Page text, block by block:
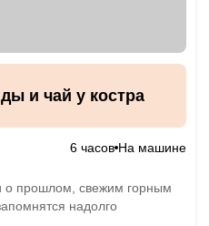
и чай у костра
6 часов На машине
о прошлом, свежим горным
надолго